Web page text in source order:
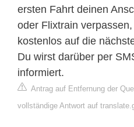
ersten Fahrt deinen
oder Flixtrain
kostenlos auf die
Du wirst darüber per
informiert.
Antrag auf Entfernung der
vollständige Antwort auf